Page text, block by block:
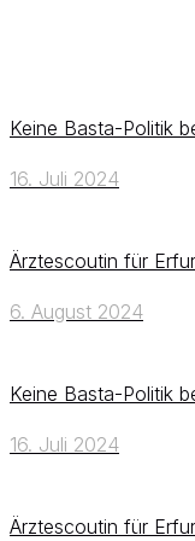
Keine Basta-Politik
16. Juli 2024
Ärztescoutin für
6. August 2024
Keine Basta-Politik
16. Juli 2024
Ärztescoutin für